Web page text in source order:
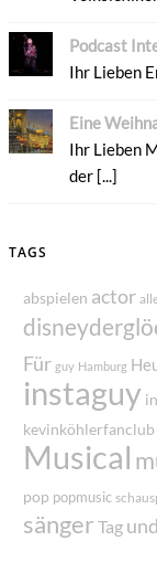
Podcast
Ihr Lieben
Eine
Ihr Lieben
der [...]
TAGS
abspielen actor
Für guy Hamburg
instaguy
kevinköhlerfanclub
Musical
pop popmusic
sänger Tag und